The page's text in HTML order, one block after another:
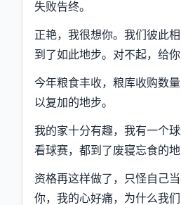
失败告终。
正艳，我很想你。我们彼此
到了如此地步。对不起，给你
今年粮食丰收，粮库收购数
以复加的地步。
我的家十分有趣，我有一个
看球赛，都到了废寝忘食的地
资格再这样做了，只怪自己
你，我的心好痛，为什么我